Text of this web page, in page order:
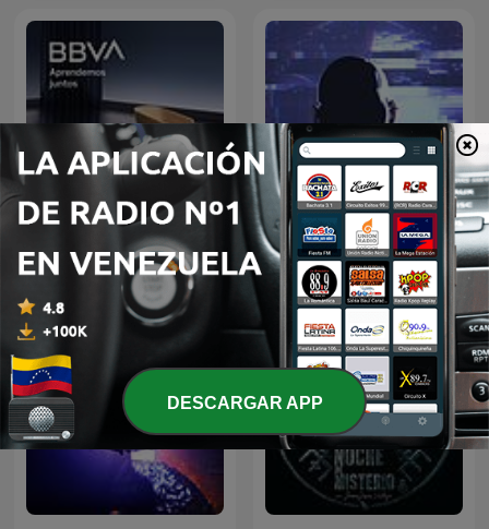
BBVA Aprendemos juntos
Oculto tras la sombra
Juan Jesús Vallejo
DESCARGAR APP